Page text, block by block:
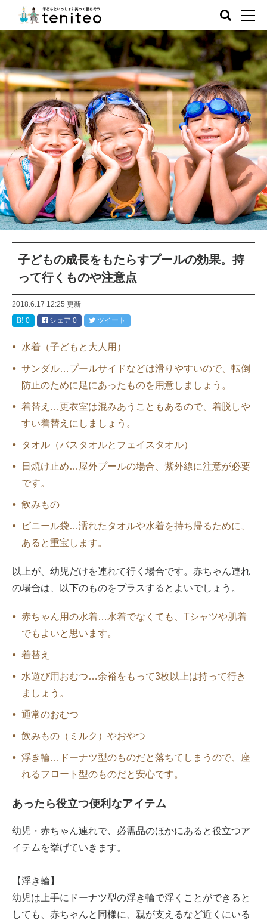
子どもの成長をもたらすプールの効果。持
って行くものや注意点
2018.6.17 12:25 更新
0
シェア 0 ツイート
水着（子どもと大人用）
サンダル…プールサイドなどは滑りやすいので、転倒
防止のために足にあったものを用意しましょう。
着替え…更衣室は混みあうこともあるので、着脱しや
すい着替えにしましょう。
タオル（バスタオルとフェイスタオル）
日焼け止め…屋外プールの場合、紫外線に注意が必要
です。
飲みもの
ビニール袋…濡れたタオルや水着を持ち帰るために、
あると重宝します。
以上が、幼児だけを連れて行く場合です。赤ちゃん連れ
の場合は、以下のものをプラスするとよいでしょう。
赤ちゃん用の水着…水着でなくても、Tシャツや肌着
でもよいと思います。
着替え
水遊び用おむつ…余裕をもって3枚以上は持って行き
ましょう。
通常のおむつ
飲みもの（ミルク）やおやつ
浮き輪…ドーナツ型のものだと落ちてしまうので、座
れるフロート型のものだと安心です。
あったら役立つ便利なアイテム
幼児・赤ちゃん連れで、必需品のほかにあると役立つア
イテムを挙げていきます。
【浮き輪】
幼児は上手にドーナツ型の浮き輪で浮くことができると
しても、赤ちゃんと同様に、親が支えるなど近くにいる